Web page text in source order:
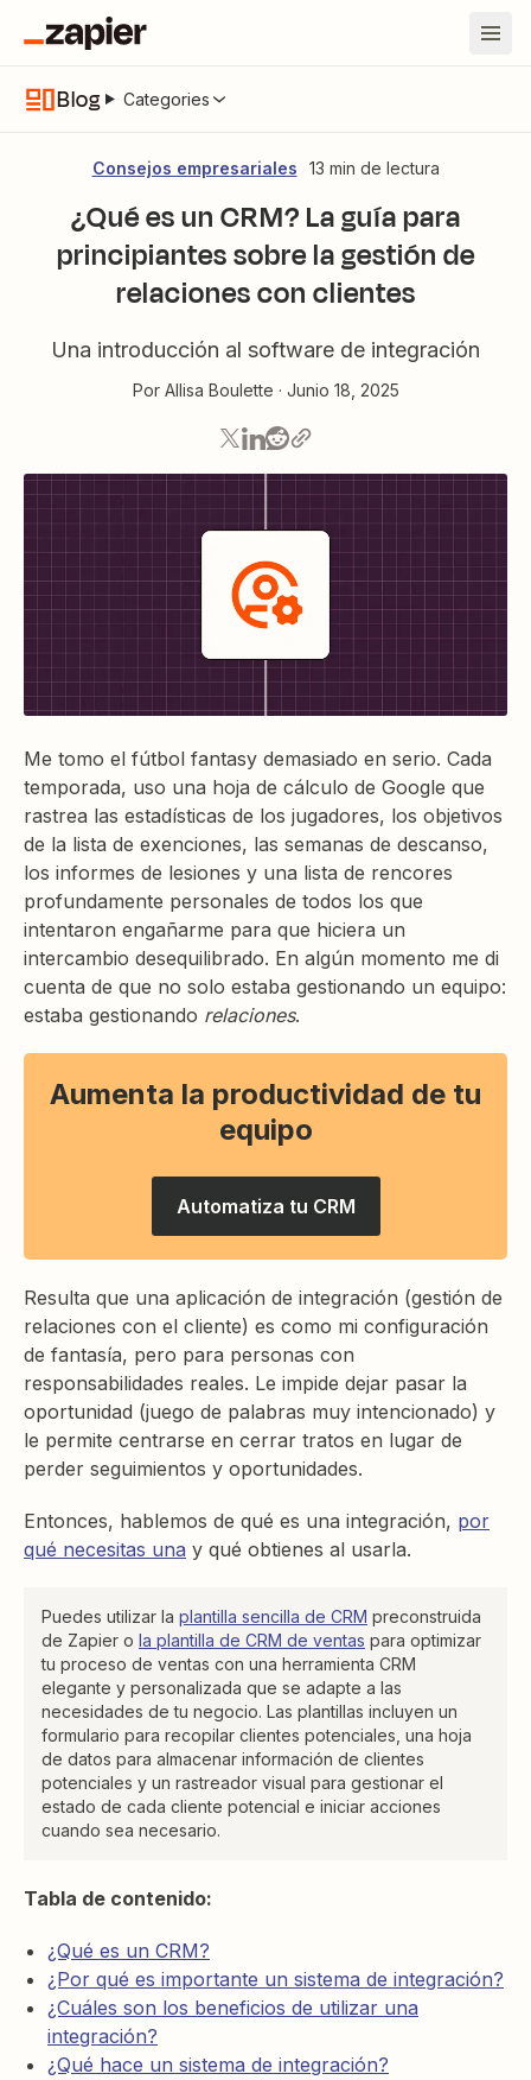
Blog Categories
Consejos empresariales 13 min de lectura
¿Qué es un CRM? La guía para
principiantes sobre la gestión de
relaciones con clientes
Una introducción al software de integración
Por Allisa Boulette · Junio 18, 2025
Me tomo el fútbol fantasy demasiado en serio. Cada
temporada, uso una hoja de cálculo de Google que
rastrea las estadísticas de los jugadores, los objetivos
de la lista de exenciones, las semanas de descanso,
los informes de lesiones y una lista de rencores
profundamente personales de todos los que
intentaron engañarme para que hiciera un
intercambio desequilibrado. En algún momento me di
cuenta de que no solo estaba gestionando un equipo:
estaba gestionando relaciones.
Aumenta la productividad de tu
equipo
Automatiza tu CRM
Resulta que una aplicación de integración (gestión de
relaciones con el cliente) es como mi configuración
de fantasía, pero para personas con
responsabilidades reales. Le impide dejar pasar la
oportunidad (juego de palabras muy intencionado) y
le permite centrarse en cerrar tratos en lugar de
perder seguimientos y oportunidades.
Entonces, hablemos de qué es una integración, por
qué necesitas una y qué obtienes al usarla.
Puedes utilizar la plantilla sencilla de CRM preconstruida
de Zapier o la plantilla de CRM de ventas para optimizar
tu proceso de ventas con una herramienta CRM
elegante y personalizada que se adapte a las
necesidades de tu negocio. Las plantillas incluyen un
formulario para recopilar clientes potenciales, una hoja
de datos para almacenar información de clientes
potenciales y un rastreador visual para gestionar el
estado de cada cliente potencial e iniciar acciones
cuando sea necesario.
Tabla de contenido:
¿Qué es un CRM?
¿Por qué es importante un sistema de integración?
¿Cuáles son los beneficios de utilizar una
integración?
¿Qué hace un sistema de integración?